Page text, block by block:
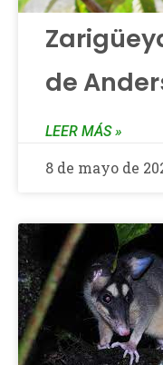
de
LEER MÁS »
8 de mayo de